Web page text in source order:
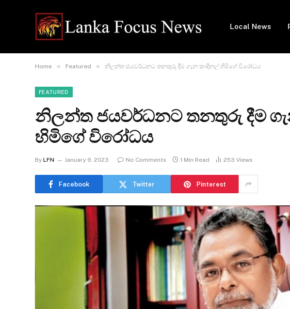
Local News
Home » Featured » නිලන්ත ජයවර්ධනට තනතුරු දීම ගැන කාදිනල් හිමිගේ විරෝධය
FEATURED
නිලන්ත ජයවර්ධනට තනතුරු දීම
හිමිගේ විරෝධය
By LFN January 9, 2023 No Comments 1 Min Read 253 Views
Facebook Twitter Pinterest